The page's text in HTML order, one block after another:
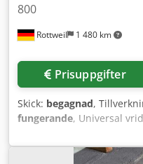
Rottweil 1 480 km
800
Prisuppgifter
Skick: begagnad,
fungerande, Universal
med mekanisk Y-
Reck